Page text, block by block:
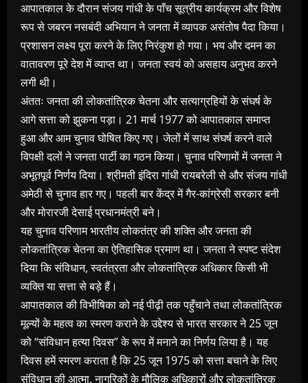
आपातकाल के दौरान संजय गांधी के पाँच सूत्रीय कार्यक्रम और विशेष
रूप से जबरन नसबंदी अभियान ने जनता में व्यापक असंतोष पैदा किया।
प्रशासन लक्ष्य पूरा करने के लिए निरंकुश हो गया। भय और दमन का
वातावरण पूरे देश में व्याप्त था। जनता स्वयं को असहाय अनुभव करने
लगी थी।
अंततः जनता की लोकतांत्रिक चेतना और सत्याग्रहियों के संघर्ष के
आगे सत्ता को झुकना पड़ा। 21 मार्च 1977 को आपातकाल समाप्त
हुआ और आम चुनाव घोषित किए गए। जेलों में साथ संघर्ष करने वाले
विपक्षी दलों ने जनता पार्टी का गठन किया। चुनाव परिणामों में जनता ने
अभूतपूर्व निर्णय दिया। श्रीमती इंदिरा गांधी रायबरेली से और संजय गांधी
अमेठी से चुनाव हार गए। पहली बार केंद्र में गैर-कांग्रेसी सरकार बनी
और मोरारजी देसाई प्रधानमंत्री बने।
यह चुनाव परिणाम भारतीय लोकतंत्र की शक्ति और जनता की
लोकतांत्रिक चेतना का ऐतिहासिक प्रमाण था। जनता ने स्पष्ट संदेश
दिया कि संविधान, स्वतंत्रता और लोकतांत्रिक अधिकार किसी भी
व्यक्ति या सत्ता से बड़े हैं।
आपातकाल की विभीषिका को नई पीढ़ी तक पहुँचाने तथा लोकतांत्रिक
मूल्यों के महत्व का स्मरण कराने के उद्देश्य से भारत सरकार ने 25 जून
को “संविधान हत्या दिवस” के रूप में मनाने का निर्णय लिया है। यह
दिवस हमें स्मरण कराता है कि 25 जून 1975 को सत्ता बचाने के लिए
संविधान की आत्मा, नागरिकों के मौलिक अधिकारों और लोकतांत्रिक